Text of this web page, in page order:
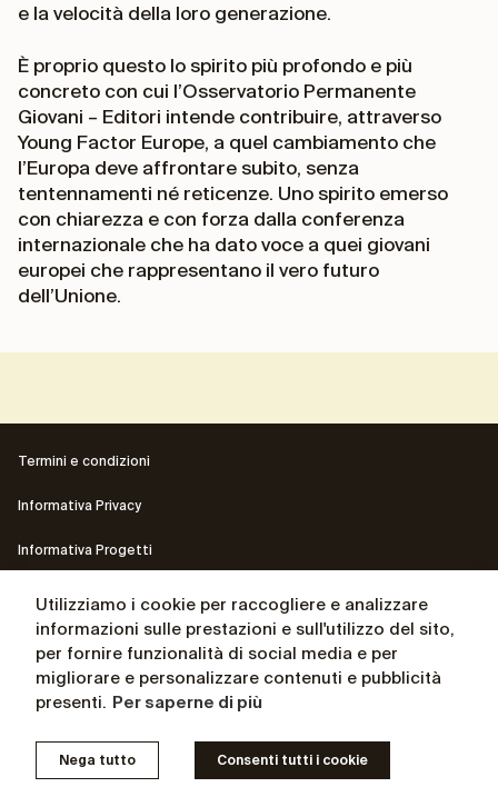
e la velocità della loro generazione.
È proprio questo lo spirito più profondo e più
concreto con cui l’Osservatorio Permanente
Giovani – Editori intende contribuire, attraverso
Young Factor Europe, a quel cambiamento che
l’Europa deve affrontare subito, senza
tentennamenti né reticenze. Uno spirito emerso
con chiarezza e con forza dalla conferenza
internazionale che ha dato voce a quei giovani
europei che rappresentano il vero futuro
dell’Unione.
Termini e condizioni
Informativa Privacy
Informativa Progetti
Il sito del Presidente Andrea Ceccherini
La biografia del Presidente Andrea Ceccherini
© Osservatorio for independent thinking 2025 – P. IVA
05054380489
Utilizziamo i cookie per raccogliere e analizzare
informazioni sulle prestazioni e sull'utilizzo del sito,
per fornire funzionalità di social media e per
migliorare e personalizzare contenuti e pubblicità
presenti. Per saperne di più
Nega tutto Consenti tutti i cookie